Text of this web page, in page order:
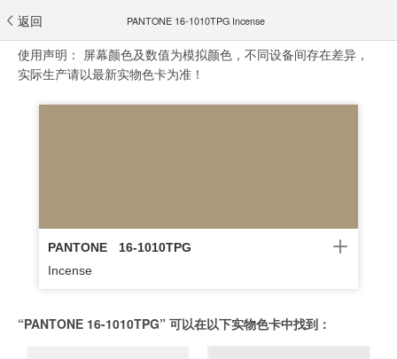
返回 PANTONE 16-1010TPG Incense
使用声明： 屏幕颜色及数值为模拟颜色，不同设备间存在差异，
实际生产请以最新实物色卡为准！
PANTONE
16-1010TPG
Incense
“PANTONE 16-1010TPG” 可以在以下实物色卡中找到：